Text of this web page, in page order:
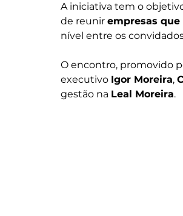
A iniciativa tem o
de reunir empresas
nível entre os
O encontro, promovido
executivo Igor Moreira,
gestão na Leal Moreira.